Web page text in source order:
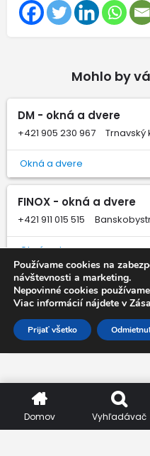
Mohlo by
DM - okná a dvere
+421 905 230 967 Trnavský
Okná a dvere
FINOX - okná a dvere
+421 911 015 515
Okná a dvere
ALL MONT - okná a
+421 915 658 977 Nitriansky
Okná a dvere
Domov Vyhľadávač
Používame cookies na
návštevnosti a marketing.
Nepovinné cookies
Viac informácií nájdete v
Prijať všetko